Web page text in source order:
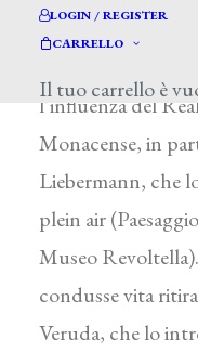
LOGIN / REGISTER
CARRELLO
Il tuo carrello è
corsi di R. von
l’influenza del
Monacense, in
Liebermann, che
plein air
Museo
condusse vita
Veruda, che lo